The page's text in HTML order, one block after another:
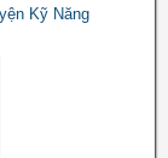
Kỹ Năng